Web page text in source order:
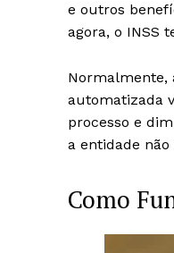
e outros
agora, o INSS
Normalmente,
automatizada
processo e
a entidade
Como